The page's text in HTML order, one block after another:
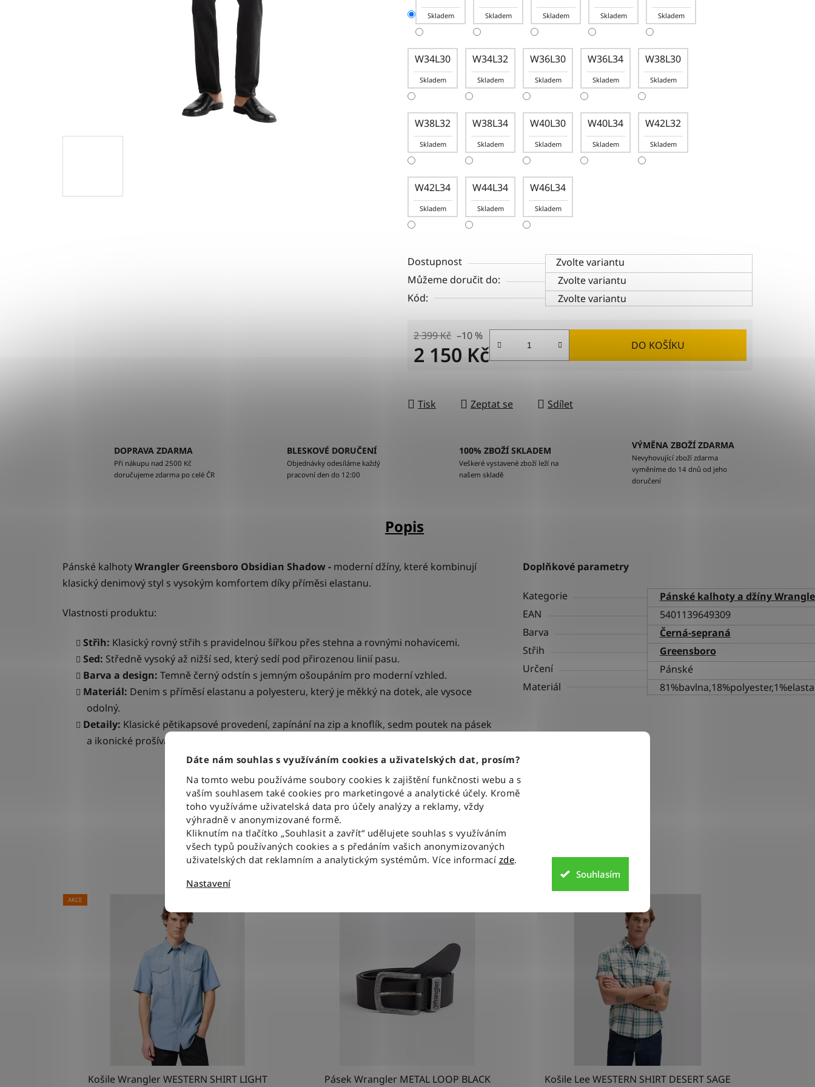
Dáte nám souhlas s využíváním cookies a uživatelských dat, prosím?
Na tomto webu používáme soubory cookies k zajištění funkčnosti webu a s
vaším souhlasem také cookies pro marketingové a analytické účely. Kromě
toho využíváme uživatelská data pro účely analýzy a reklamy, vždy
výhradně v anonymizované formě.
Kliknutím na tlačítko „Souhlasit a zavřít“ udělujete souhlas s využíváním
všech typů používaných cookies a s předáním vašich anonymizovaných
uživatelských dat reklamním a analytickým systémům. Více informací zde.
Nastavení
Souhlasím
Skladem Skladem Skladem Skladem Skladem
W34L30
Skladem
W34L32
Skladem
W36L30
Skladem
W36L34
Skladem
W38L30
Skladem
W38L32
Skladem
W38L34
Skladem
W40L30
Skladem
W40L34
Skladem
W42L32
Skladem
W42L34
Skladem
W44L34
Skladem
W46L34
Skladem
Dostupnost
Zvolte variantu
Můžeme doručit do:
Zvolte variantu
Kód:
Zvolte variantu
2 399 Kč –10 %
2 150 Kč DO KOŠÍKU
Tisk Zeptat se Sdílet
DOPRAVA ZDARMA
Při nákupu nad 2500 Kč
doručujeme zdarma po celé ČR
BLESKOVÉ DORUČENÍ
Objednávky odesíláme každý
pracovní den do 12:00
100% ZBOŽÍ SKLADEM
Veškeré vystavené zboží leží na
našem skladě
VÝMĚNA ZBOŽÍ ZDARMA
Nevyhovující zboží zdarma
vyměníme do 14 dnů od jeho
doručení
Popis
Pánské kalhotyWrangler Greensboro Obsidian Shadow - moderní džíny, které kombinují
klasický denimový styl s vysokým komfortem díky příměsi elastanu.
Vlastnosti produktu:
Střih: Klasický rovný střih s pravidelnou šířkou přes stehna a rovnými nohavicemi.
Sed: Středně vysoký až nižší sed, který sedí pod přirozenou linií pasu.
Barva a design: Temně černý odstín s jemným ošoupáním pro moderní vzhled.
Materiál: Denim s příměsí elastanu a polyesteru, který je měkký na dotek, ale vysoce
odolný.
Detaily: Klasické pětikapsové provedení, zapínání na zip a knoflík, sedm poutek na pásek
a ikonické prošívání ve tvaru „W“ na zadních kapsách s koženou nášivkou loga.
Doplňkové parametry
Kategorie
Pánské kalhoty a džíny
EAN
5401139649309
Barva
Černá-sepraná
Střih
Greensboro
Určení
Pánské
Materiál
Související produkty
AKCE
Košile Wrangler WESTERN SHIRT LIGHT
Pásek Wrangler METAL LOOP BLACK
Košile Lee WESTERN SHIRT DESERT SAGE